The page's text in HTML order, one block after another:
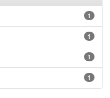
1
1
1
1